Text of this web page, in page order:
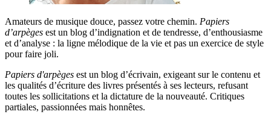
Amateurs de musique douce, passez votre chemin. Papiers
d’arpèges est un blog d’indignation et de tendresse, d’enthousiasme
et d’analyse : la ligne mélodique de la vie et pas un exercice de style
pour faire joli.
Papiers d'arpèges est un blog d’écrivain, exigeant sur le contenu et
les qualités d’écriture des livres présentés à ses lecteurs, refusant
toutes les sollicitations et la dictature de la nouveauté. Critiques
partiales, passionnées mais honnêtes.